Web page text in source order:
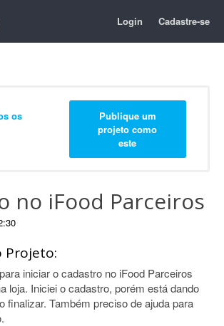
Login Cadastre-se
os
Publique um
projeto como
este
no iFood Parceiros
Projeto:
iniciar o cadastro no iFood Parceiros
loja. Iniciei o cadastro, porém está dando
finalizar. Também preciso de ajuda para